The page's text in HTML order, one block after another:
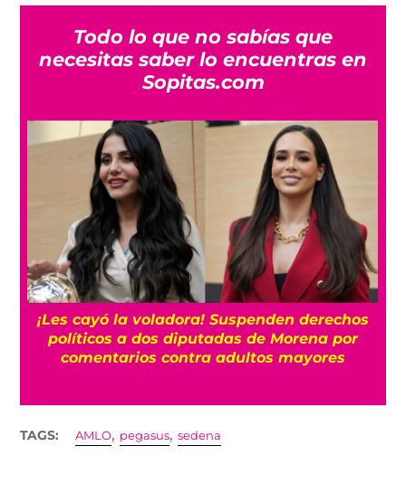
Todo lo que no sabías que
necesitas saber lo encuentras en
Sopitas.com
¡Les cayó la voladora! Suspenden derechos
políticos a dos diputadas de Morena por
comentarios contra adultos mayores
TAGS: AMLO, pegasus,sedena